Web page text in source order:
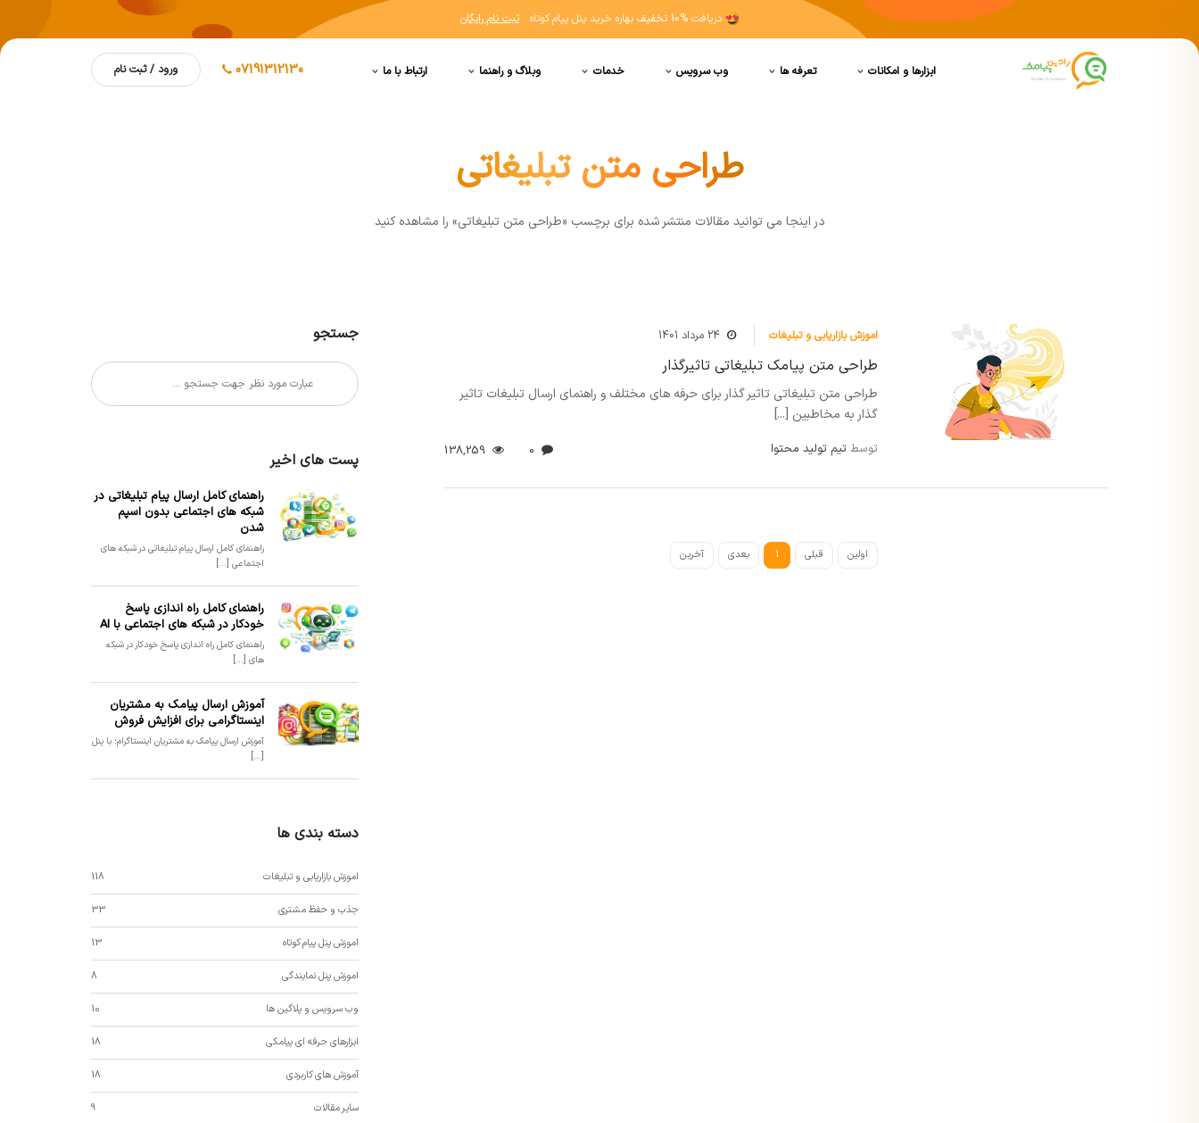
دریافت 10% تخفیف بهاره خرید پنل پیام کوتاه ثبت نام رایگان
ابزارها و امکانات تعرفه ها وب سرویس خدمات وبلاگ و راهنما ارتباط با ما 07191312130 ورود / ثبت نام
طراحی متن تبلیغاتی
در اينجا مي توانيد مقالات منتشر شده برای برچسب «طراحی متن تبلیغاتی» را مشاهده کنيد
اموزش بازاریابی و تبلیغات 24 مرداد 1401
طراحی متن پیامک تبلیغاتی تاثیرگذار
طراحی متن تبلیغاتی تاثیر گذار برای حرفه های مختلف و راهنمای ارسال تبلیغات تاثیر
گذار به مخاطبین [...]
توسطتیم تولید محتوا
اولین قبلی 1 بعدی آخرین
جستجو
پست های اخیر
راهنمای کامل ارسال پیام تبلیغاتی در
شبکه های اجتماعی بدون اسپم
شدن
راهنمای کامل ارسال پیام تبلیغاتی در شبکه های
اجتماعی [...]
راهنمای کامل راه اندازی پاسخ
خودکار در شبکه های اجتماعی با AI
راهنمای کامل راه اندازی پاسخ خودکار در شبکه
های [...]
آموزش ارسال پیامک به مشتریان
اینستاگرامی برای افزایش فروش
آموزش ارسال پیامک به مشتریان اینستاگرام؛ با پنل
[...]
دسته بندی ها
اموزش بازاریابی و تبلیغات 118
جذب و حفظ مشتری 33
اموزش پنل پیام کوتاه 13
اموزش پنل نمایندگی 8
وب سرویس و پلاگین ها 10
ابزارهای حرفه ای پیامکی 18
آموزش های کاربردی 18
سایر مقالات 9